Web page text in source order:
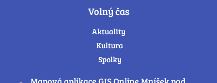
Volný čas
Aktuality
Kultura
Spolky